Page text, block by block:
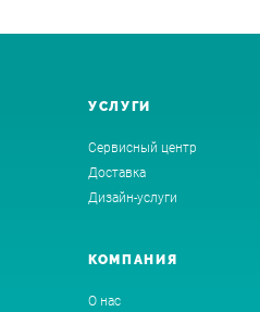
УСЛУГИ
Сервисный центр
Доставка
Дизайн-услуги
КОМПАНИЯ
О нас